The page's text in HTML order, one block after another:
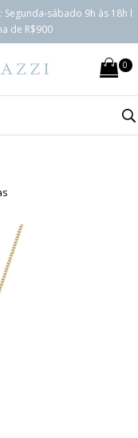
sábado 9h às 18h l
de R$900
0